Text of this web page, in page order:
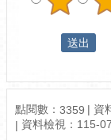
點閱數： 3359
資
資料檢視：115-